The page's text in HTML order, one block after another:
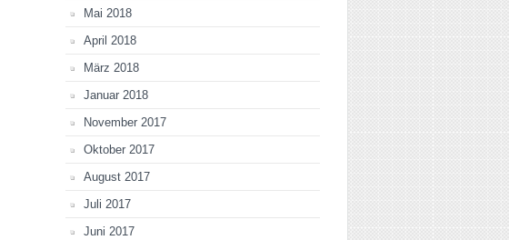
Mai 2018
April 2018
März 2018
Januar 2018
November 2017
Oktober 2017
August 2017
Juli 2017
Juni 2017